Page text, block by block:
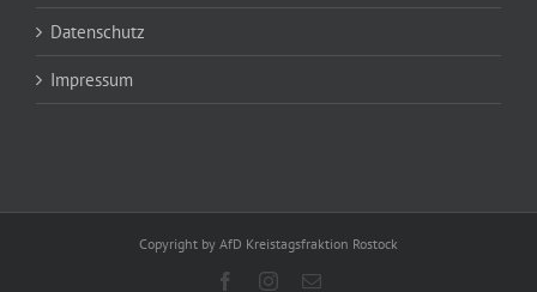
Datenschutz
Impressum
Copyright by AfD Kreistagsfraktion Rostock
FacebookInstagram
E-